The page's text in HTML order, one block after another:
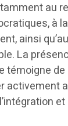
au
à
ainsi qu’au
La
témoigne de
activement